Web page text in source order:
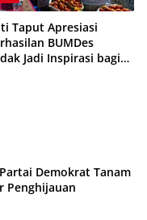
Taput Apresiasi
BUMDes
Jadi Inspirasi bagi
Demokrat Tanam
Penghijauan